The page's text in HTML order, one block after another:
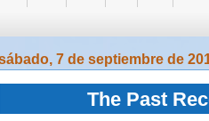
7 de septiembre de
The Past